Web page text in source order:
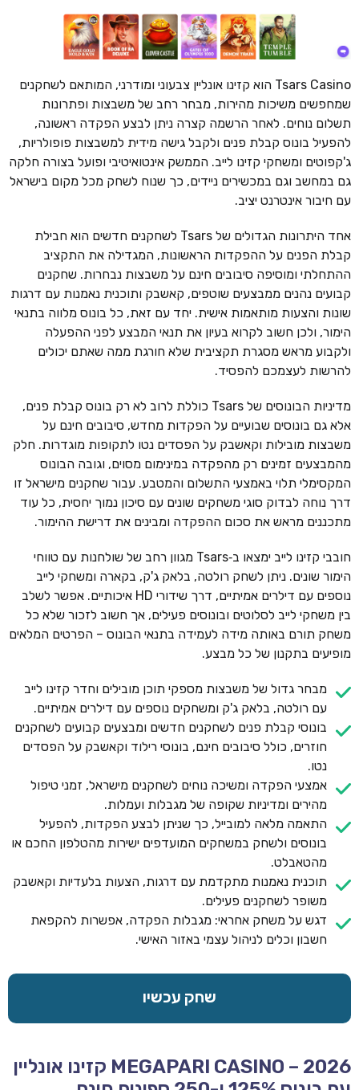
Tsars Casino הוא קזינו אונליין צבעוני ומודרני, המותאם לשחקנים
שמחפשים משיכות מהירות, מבחר רחב של משבצות ופתרונות
תשלום נוחים. לאחר הרשמה קצרה ניתן לבצע הפקדה ראשונה,
להפעיל בונוס קבלת פנים ולקבל גישה מידית למשבצות פופולריות,
ג'קפוטים ומשחקי קזינו לייב. הממשק אינטואיטיבי ופועל בצורה חלקה
גם במחשב וגם במכשירים ניידים, כך שנוח לשחק מכל מקום בישראל
עם חיבור אינטרנט יציב.
אחד היתרונות הגדולים של Tsars לשחקנים חדשים הוא חבילת
קבלת הפנים על ההפקדות הראשונות, המגדילה את התקציב
ההתחלתי ומוסיפה סיבובים חינם על משבצות נבחרות. שחקנים
קבועים נהנים ממבצעים שוטפים, קאשבק ותוכנית נאמנות עם דרגות
שונות והצעות מותאמות אישית. יחד עם זאת, כל בונוס מלווה בתנאי
הימור, ולכן חשוב לקרוא בעיון את תנאי המבצע לפני ההפעלה
ולקבוע מראש מסגרת תקציבית שלא חורגת ממה שאתם יכולים
להרשות לעצמכם להפסיד.
מדיניות הבונוסים של Tsars כוללת לרוב לא רק בונוס קבלת פנים,
אלא גם בונוסים שבועיים על הפקדות מחדש, סיבובים חינם על
משבצות מובילות וקאשבק על הפסדים נטו לתקופות מוגדרות. חלק
מהמבצעים זמינים רק מהפקדה במינימום מסוים, וגובה הבונוס
המקסימלי תלוי באמצעי התשלום והמטבע. עבור שחקנים מישראל זו
דרך נוחה לבדוק סוגי משחקים שונים עם סיכון נמוך יחסית, כל עוד
מתכננים מראש את סכום ההפקדה ומבינים את דרישת ההימור.
חובבי קזינו לייב ימצאו ב‑Tsars מגוון רחב של שולחנות עם טווחי
הימור שונים. ניתן לשחק רולטה, בלאק ג'ק, בקארה ומשחקי לייב
נוספים עם דילרים אמיתיים, דרך שידורי HD איכותיים. אפשר לשלב
בין משחקי לייב לסלוטים ובונוסים פעילים, אך חשוב לזכור שלא כל
משחק תורם באותה מידה לעמידה בתנאי הבונוס – הפרטים המלאים
מופיעים בתקנון של כל מבצע.
מבחר גדול של משבצות מספקי תוכן מובילים וחדר קזינו לייב
עם רולטה, בלאק ג'ק ומשחקים נוספים עם דילרים אמיתיים.
בונוסי קבלת פנים לשחקנים חדשים ומבצעים קבועים לשחקנים
חוזרים, כולל סיבובים חינם, בונוסי רילוד וקאשבק על הפסדים
נטו.
אמצעי הפקדה ומשיכה נוחים לשחקנים מישראל, זמני טיפול
מהירים ומדיניות שקופה של מגבלות ועמלות.
התאמה מלאה למובייל, כך שניתן לבצע הפקדות, להפעיל
בונוסים ולשחק במשחקים המועדפים ישירות מהטלפון החכם או
מהטאבלט.
תוכנית נאמנות מתקדמת עם דרגות, הצעות בלעדיות וקאשבק
משופר לשחקנים פעילים.
דגש על משחק אחראי: מגבלות הפקדה, אפשרות להקפאת
חשבון וכלים לניהול עצמי באזור האישי.
שחק עכשיו
MEGAPARI CASINO – 2026 קזינו אונליין